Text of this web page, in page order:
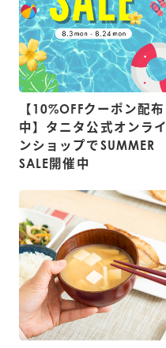
【10%OFFクーポン配布
中】タニタ公式オンライ
ンショップでSUMMER
SALE開催中